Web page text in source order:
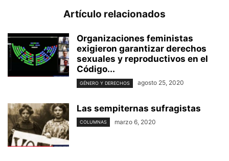
Artículo relacionados
Organizaciones feministas
exigieron garantizar derechos
sexuales y reproductivos en el
Código...
GÉNERO Y DERECHOS agosto 25, 2020
Las sempiternas sufragistas
COLUMNAS marzo 6, 2020